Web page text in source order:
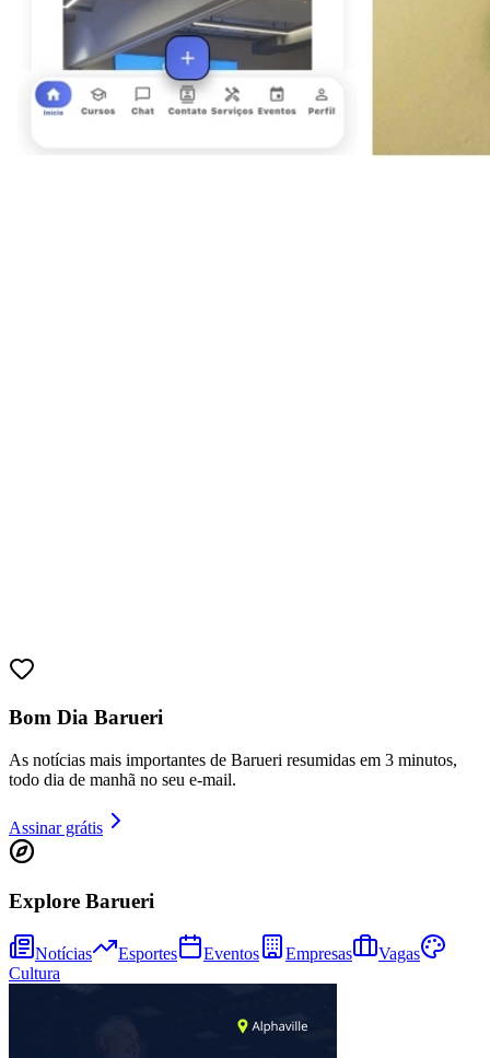
Sport
Bom Dia Barueri
As notícias mais importantes de Barueri resumidas em 3 minutos,
todo dia de manhã no seu e-mail.
Assinar grátis
Explore Barueri
Notícias Esportes Eventos Empresas
Vagas
Cultura